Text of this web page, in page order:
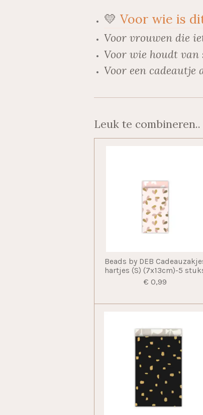
💛 Voor wie is
Voor vrouwen die
Voor wie houdt van
Voor een cadeautje
Leuk te combineren..
Beads by DEB
hartjes (S) (7x13cm)-5
€ 0,99